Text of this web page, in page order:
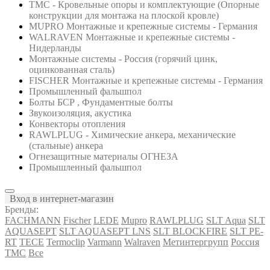
ТМС - Кровельные опоры и комплектующие (Опорные
конструкции для монтажа на плоской кровле)
MUPRO Монтажные и крепежные системы - Германия
WALRAVEN Монтажные и крепежные системы -
Нидерланды
Монтажные системы - Россия (горячий цинк,
оцинкованная сталь)
FISCHER Монтажные и крепежные системы - Германия
Промышленный фальшпол
Болты БСР , Фундаментные болты
Звукоизоляция, акустика
Конвекторы отопления
RAWLPLUG - Химические анкера, механические
(стальные) анкера
Огнезащитные материалы ОГНЕЗА
Промышленный фальшпол
Вход в интернет-магазин
Бренды:
FACHMANN Fischer LEDE Mupro RAWLPLUG SLT Aqua SLT
AQUASEPT SLT AQUASEPT LNS SLT BLOCKFIRE SLT PE-
RT TECE Termoclip Varmann Walraven Метинтергрупп Россия
ТМС Все